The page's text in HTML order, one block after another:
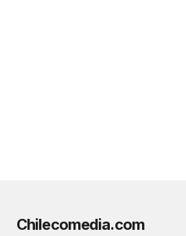
Chilecomedia.com